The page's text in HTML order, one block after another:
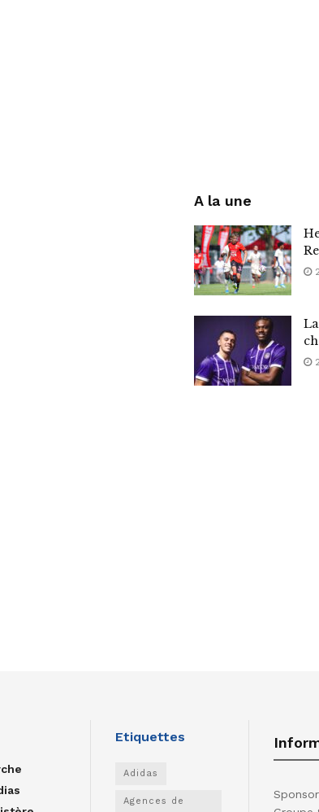
A la une
Etiquettes
Adidas
Agences de